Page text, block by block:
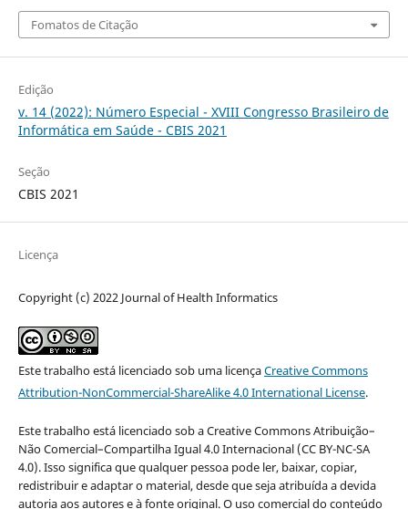
Fomatos de Citação
Edição
v. 14 (2022): Número Especial - XVIII Congresso Brasileiro de
Informática em Saúde - CBIS 2021
Seção
CBIS 2021
Licença
Copyright (c) 2022 Journal of Health Informatics
Este trabalho está licenciado sob uma licençaCreative Commons
Attribution-NonCommercial-ShareAlike 4.0 International License.
Este trabalho está licenciado sob a Creative Commons Atribuição–
Não Comercial–Compartilha Igual 4.0 Internacional (CC BY-NC-SA
4.0). Isso significa que qualquer pessoa pode ler, baixar, copiar,
redistribuir e adaptar o material, desde que seja atribuída a devida
autoria aos autores e à fonte original. O uso comercial do conteúdo